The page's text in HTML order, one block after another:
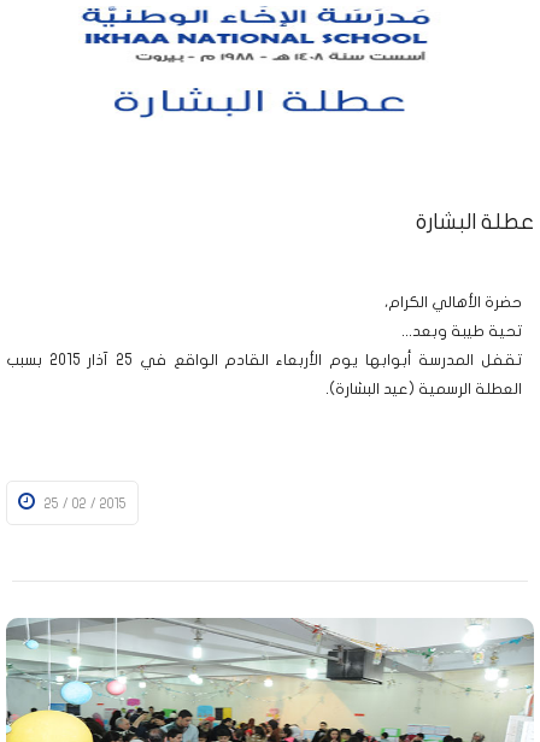
عطلة البشارة
حضرة الأهالي الكرام،
تحية طيبة وبعد...
تقفل المدرسة أبوابها يوم الأربعاء القادم الواقع في 25 آذار 2015 بسبب
العطلة الرسمية (عيد البشارة).
25 / 02 / 2015